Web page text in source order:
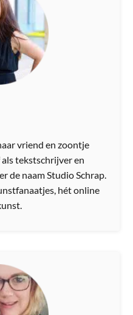
vriend en zoontje
tekstschrijver ​en
de naam Studio Schrap.
hét online